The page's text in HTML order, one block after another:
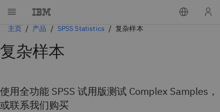
主页 产品 SPSS Statistics 复杂样本
复杂样本
使用全功能 SPSS 试用版测试 Complex Samples，
或联系我们购买